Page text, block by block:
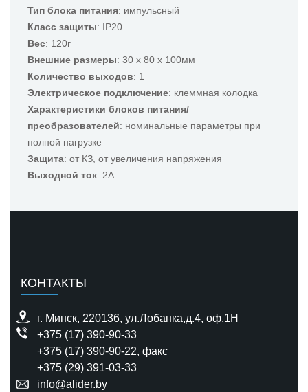
Тип блока питания: импульсный
Класс защиты: IP20
Вес: 120г
Внешние размеры: 30 x 80 x 100мм
Количество выходов: 1
Электрическое подключение: клеммная колодка
Характеристики блоков питания/
преобразователей: номинальные параметры при
полной нагрузке
Защита: от КЗ, от увеличения напряжения
Выходной ток: 2А
КОНТАКТЫ
г. Минск, 220136, ул.Лобанка,д.4, оф.1H
+375 (17) 390-90-33
+375 (17) 390-90-22, факс
+375 (29) 391-03-33
info@alider.by